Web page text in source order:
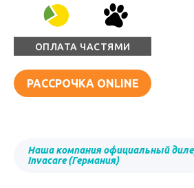
ОПЛАТА ЧАСТЯМИ
РАССРОЧКА ONLINE
Наша компания официальный
Invacare (Германия)